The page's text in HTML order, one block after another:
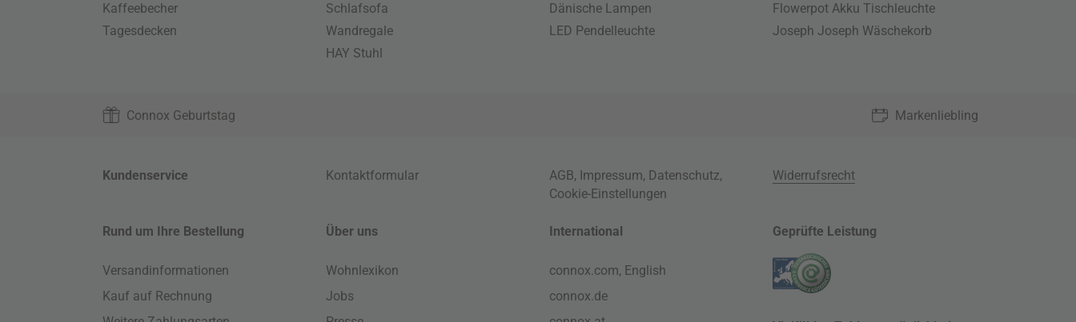
Kaffeebecher
Tagesdecken
Schlafsofa
Wandregale
HAY Stuhl
Dänische Lampen
LED Pendelleuchte
Flowerpot Akku Tischleuchte
Joseph Joseph Wäschekorb
Connox Geburtstag Markenliebling
Kundenservice Kontaktformular AGB, Impressum, Datenschutz,
Cookie-Einstellungen
Widerrufsrecht
Rund um Ihre Bestellung
Versandinformationen
Kauf auf Rechnung
Über uns
Wohnlexikon
Jobs
International
connox.com, English
connox.de
Geprüfte Leistung